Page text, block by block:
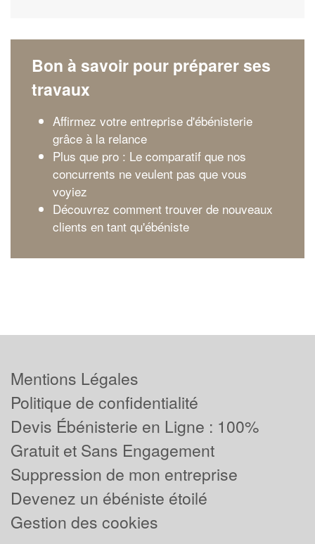
Bon à savoir pour préparer ses
travaux
Affirmez votre entreprise d'ébénisterie
grâce à la relance
Plus que pro : Le comparatif que nos
concurrents ne veulent pas que vous
voyiez
Découvrez comment trouver de nouveaux
clients en tant qu'ébéniste
Mentions Légales
Politique de confidentialité
Devis Ébénisterie en Ligne : 100%
Gratuit et Sans Engagement
Suppression de mon entreprise
Devenez un ébéniste étoilé
Gestion des cookies